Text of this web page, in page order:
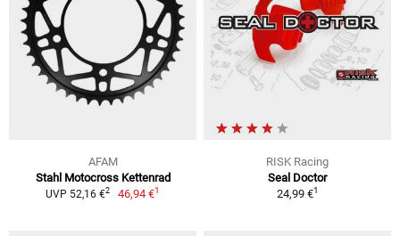
AFAM
Stahl Motocross Kettenrad
UVP 52,16 €2 46,94 €1
RISK Racing
Seal Doctor
24,99 €1